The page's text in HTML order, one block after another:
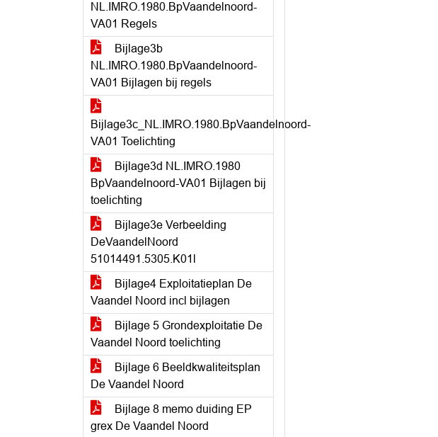
NL.IMRO.1980.BpVaandelnoord-
VA01 Regels
Bijlage3b
NL.IMRO.1980.BpVaandelnoord-
VA01 Bijlagen bij regels
Bijlage3c_NL.IMRO.1980.BpVaandelnoord-
VA01 Toelichting
Bijlage3d NL.IMRO.1980
BpVaandelnoord-VA01 Bijlagen bij
toelichting
Bijlage3e Verbeelding
DeVaandelNoord
51014491.5305.K01l
Bijlage4 Exploitatieplan De
Vaandel Noord incl bijlagen
Bijlage 5 Grondexploitatie De
Vaandel Noord toelichting
Bijlage 6 Beeldkwaliteitsplan
De Vaandel Noord
Bijlage 8 memo duiding EP
grex De Vaandel Noord